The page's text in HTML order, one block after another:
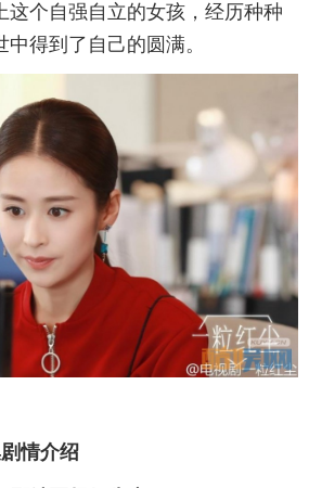
这个自强自立的女孩，经历种种
得到了自己的圆满。
情介绍